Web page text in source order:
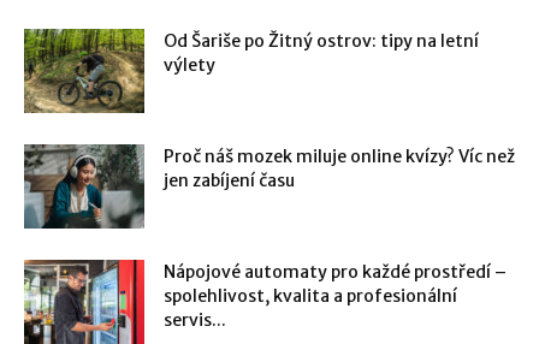
Od Šariše po Žitný ostrov: tipy na letní
výlety
Proč náš mozek miluje online kvízy? Víc než
jen zabíjení času
Nápojové automaty pro každé prostředí –
spolehlivost, kvalita a profesionální
servis...